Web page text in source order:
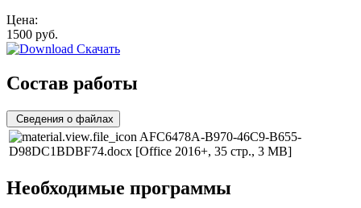
Цена:
1500 руб.
Скачать
Состав работы
Сведения о файлах
AFC6478A-B970-46C9-B655-
D98DC1BDBF74.docx [Office 2016+, 35 стр., 3 MB]
Необходимые программы